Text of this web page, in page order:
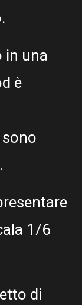
in una
è
sono
1/6
di